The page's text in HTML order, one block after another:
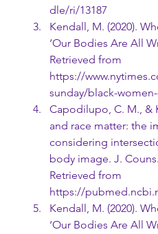
dle/ri/13187
Kendall, M. (2020).
‘Our Bodies Are All
Retrieved from
https://
sunday/black-
Capodilupo, C. M., &
and race matter: the
considering
body image. J.
Retrieved from
https://
Kendall, M. (2020).
‘Our Bodies Are All